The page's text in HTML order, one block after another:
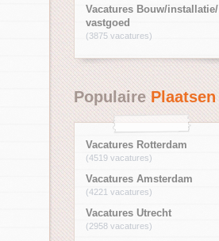
Vacatures Bouw/installatie/
vastgoed
(3875 vacatures)
PopulairePlaatsen
Vacatures Rotterdam
(4519 vacatures)
Vacatures Amsterdam
(4221 vacatures)
Vacatures Utrecht
(2958 vacatures)